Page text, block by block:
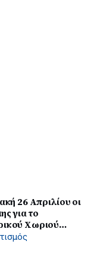
26 Απριλίου οι
για το